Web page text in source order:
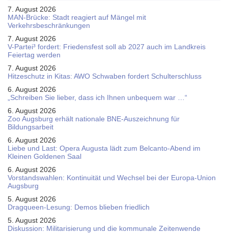
7. August 2026
MAN-Brücke: Stadt reagiert auf Mängel mit
Verkehrsbeschränkungen
7. August 2026
V-Partei­³ fordert: Friedens­fest soll ab 2027 auch im Land­kreis
Feier­tag werden
7. August 2026
Hitzeschutz in Kitas: AWO Schwaben fordert Schulterschluss
6. August 2026
„Schreiben Sie lieber, dass ich Ihnen unbequem war …“
6. August 2026
Zoo Augsburg erhält nationale BNE-Auszeichnung für
Bildungsarbeit
6. August 2026
Liebe und Last: Opera Augusta lädt zum Belcanto-Abend im
Kleinen Goldenen Saal
6. August 2026
Vorstandswahlen: Kontinuität und Wechsel bei der Europa-Union
Augsburg
5. August 2026
Dragqueen-Lesung: Demos blieben friedlich
5. August 2026
Diskussion: Mi­li­ta­ri­sie­rung und die kommunale Zeitenwende